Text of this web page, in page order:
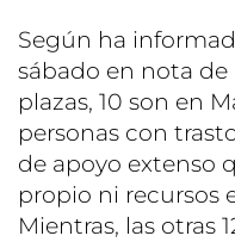
Según ha
sábado en nota
plazas, 10 son en
personas con
de apoyo extenso
propio ni recursos
Mientras, las otras